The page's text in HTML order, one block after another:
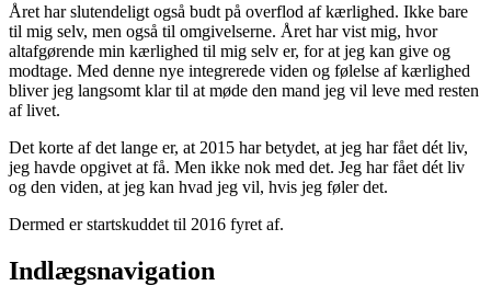
Året har slutendeligt også budt på overflod af kærlighed. Ikke bare
til mig selv, men også til omgivelserne. Året har vist mig, hvor
altafgørende min kærlighed til mig selv er, for at jeg kan give og
modtage. Med denne nye integrerede viden og følelse af kærlighed
bliver jeg langsomt klar til at møde den mand jeg vil leve med resten
af livet.
Det korte af det lange er, at 2015 har betydet, at jeg har fået dét liv,
jeg havde opgivet at få. Men ikke nok med det. Jeg har fået dét liv
og den viden, at jeg kan hvad jeg vil, hvis jeg føler det.
Dermed er startskuddet til 2016 fyret af.
Indlægsnavigation